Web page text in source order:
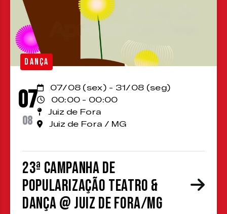
DANÇA
07
08
07/08 (sex) - 31/08 (seg)
00:00 - 00:00
Juiz de Fora
Juiz de Fora / MG
23ª Campanha de
Popularização Teatro &
Dança @ Juiz de Fora/MG